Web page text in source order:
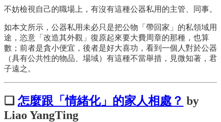
不妨檢視自己的職場上，有沒有這種公器私用的主管、同事。
如本文所示，公器私用未必只是把公物「帶回家」的私領域用
途，恣意「改造其外觀」復原起來要大費周章的那種，也算
數；前者是貪小便宜，後者是好大喜功，看到一個人對於公器
（具有公共性的物品、場域）有這種不當舉措，見微知著，君
子遠之。
❏ 怎麼跟「情緒化」的家人相處？ by
Liao YangTing